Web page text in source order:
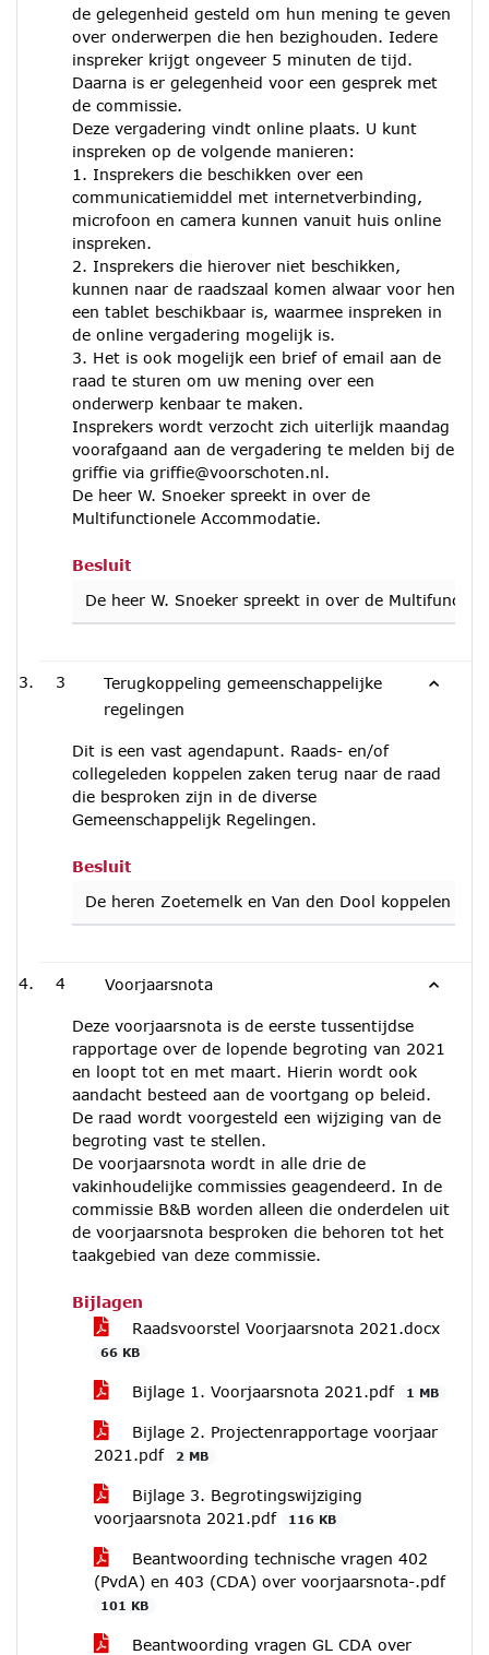
de gelegenheid gesteld om hun mening te geven
over onderwerpen die hen bezighouden. Iedere
inspreker krijgt ongeveer 5 minuten de tijd.
Daarna is er gelegenheid voor een gesprek met
de commissie.
Deze vergadering vindt online plaats. U kunt
inspreken op de volgende manieren:
1. Insprekers die beschikken over een
communicatiemiddel met internetverbinding,
microfoon en camera kunnen vanuit huis online
inspreken.
2. Insprekers die hierover niet beschikken,
kunnen naar de raadszaal komen alwaar voor hen
een tablet beschikbaar is, waarmee inspreken in
de online vergadering mogelijk is.
3. Het is ook mogelijk een brief of email aan de
raad te sturen om uw mening over een
onderwerp kenbaar te maken.
Insprekers wordt verzocht zich uiterlijk maandag
voorafgaand aan de vergadering te melden bij de
griffie via griffie@voorschoten.nl.
De heer W. Snoeker spreekt in over de
Multifunctionele Accommodatie.
Besluit
De heer W. Snoeker spreekt in over de
3
Terugkoppeling gemeenschappelijke
regelingen
Dit is een vast agendapunt. Raads- en/of
collegeleden koppelen zaken terug naar de raad
die besproken zijn in de diverse
Gemeenschappelijk Regelingen.
Besluit
De heren Zoetemelk en Van den Dool koppelen
4 Voorjaarsnota
Deze voorjaarsnota is de eerste tussentijdse
rapportage over de lopende begroting van 2021
en loopt tot en met maart. Hierin wordt ook
aandacht besteed aan de voortgang op beleid.
De raad wordt voorgesteld een wijziging van de
begroting vast te stellen.
De voorjaarsnota wordt in alle drie de
vakinhoudelijke commissies geagendeerd. In de
commissie B&B worden alleen die onderdelen uit
de voorjaarsnota besproken die behoren tot het
taakgebied van deze commissie.
Bijlagen
Raadsvoorstel Voorjaarsnota 2021.docx
66 KB
Bijlage 1. Voorjaarsnota 2021.pdf 1 MB
Bijlage 2. Projectenrapportage voorjaar
2021.pdf
2 MB
Bijlage 3. Begrotingswijziging
voorjaarsnota 2021.pdf
116 KB
Beantwoording technische vragen 402
(PvdA) en 403 (CDA) over voorjaarsnota-.pdf
101 KB
Beantwoording vragen GL CDA over